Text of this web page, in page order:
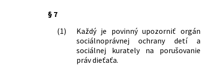
§ 7
(1)
Každý je povinný upozorniť orgán
sociálnoprávnej ochrany detí a
sociálnej kurately na porušovanie
práv dieťaťa.